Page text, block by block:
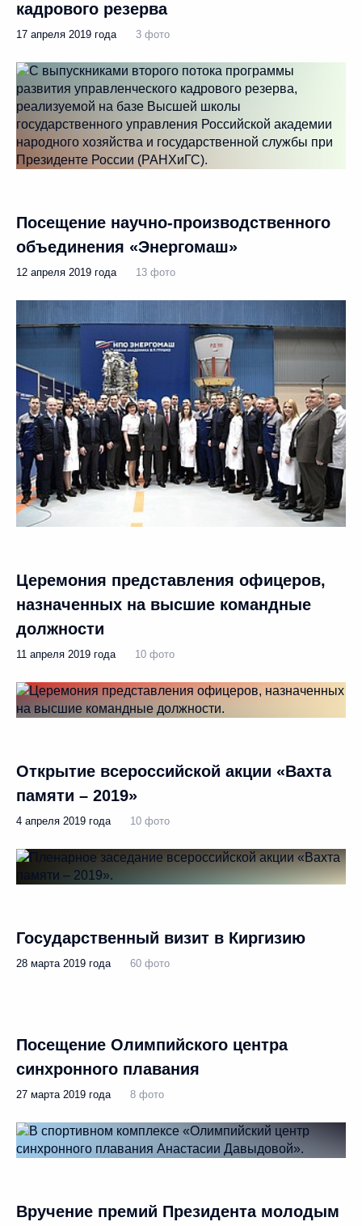
кадрового резерва
17 апреля 2019 года 3 фото
Посещение научно-производственного
объединения «Энергомаш»
12 апреля 2019 года 13 фото
Церемония представления офицеров,
назначенных на высшие командные
должности
11 апреля 2019 года 10 фото
Открытие всероссийской акции «Вахта
памяти – 2019»
4 апреля 2019 года 10 фото
Государственный визит в Киргизию
28 марта 2019 года 60 фото
Посещение Олимпийского центра
синхронного плавания
27 марта 2019 года 8 фото
Вручение премий Президента молодым